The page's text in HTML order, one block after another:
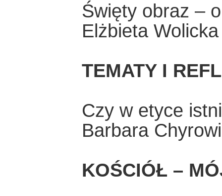
Święty obraz –
Elżbieta Wolicka
TEMATY I
Czy w etyce
Barbara
KOŚCIÓŁ –